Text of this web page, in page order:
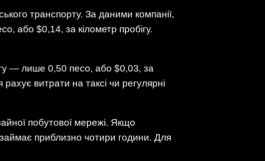
транспорту. За даними компанії,
або $0,14, за кілометр пробігу.
— лише 0,50 песо, або $0,03, за
витрати на таксі чи регулярні
побутової мережі. Якщо
приблизно чотири години. Для